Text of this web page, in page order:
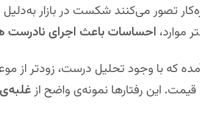
تصور می‌کنند شکست در بازار
موارد، احساسات باعث اجرای نادرست
که با وجود تحلیل درست، زودتر از
این رفتارها نمونه‌ی واضح از